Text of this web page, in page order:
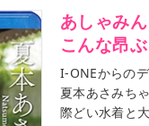
あしゃみ
こんな昂
I-ONEからの
夏本あさみち
際どい水着と